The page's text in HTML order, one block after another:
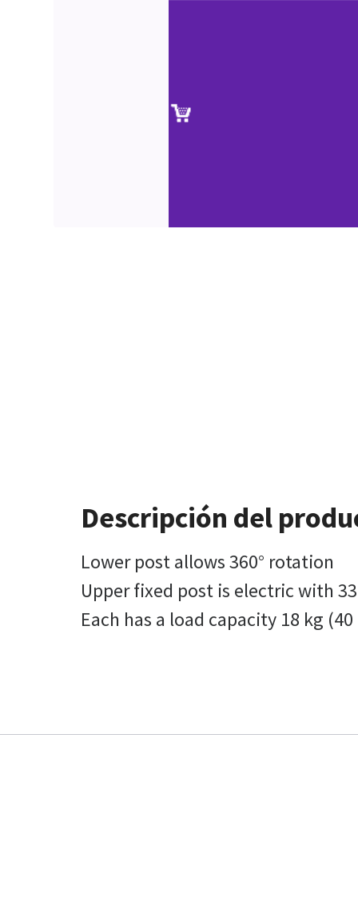
Descripción del
Lower post allows 360° rotation
Upper fixed post is electric with
Each has a load capacity 18 kg